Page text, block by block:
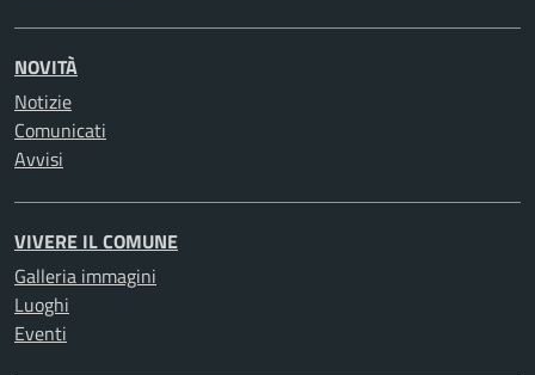
NOVITÀ
Notizie
Comunicati
Avvisi
VIVERE IL COMUNE
Galleria immagini
Luoghi
Eventi